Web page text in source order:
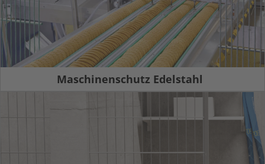
Maschinenschutz Edelstahl